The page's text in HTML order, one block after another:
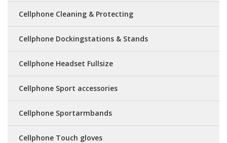
Cellphone Cleaning & Protecting
Cellphone Dockingstations & Stands
Cellphone Headset Fullsize
Cellphone Sport accessories
Cellphone Sportarmbands
Cellphone Touch gloves